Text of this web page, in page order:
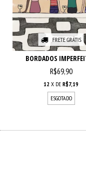
FRETE GRÁTIS
BORDADOS
R$69,90
12 X DE R$7,19
ESGOTADO